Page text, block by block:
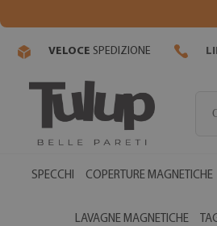
VELOCE SPEDIZIONE
SPECCHI COPERTURE MAGNETICHE
LAVAGNE MAGNETICHE